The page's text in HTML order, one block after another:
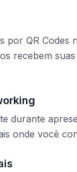
por QR Codes
recebem
durante
onde você